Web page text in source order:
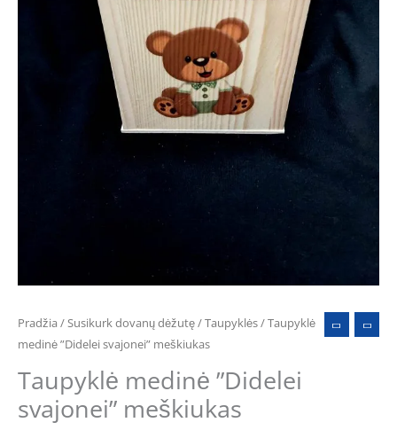
Pradžia / Susikurk dovanų dėžutę/Taupyklės/ Taupyklė
medinė ”Didelei svajonei” meškiukas
Taupyklė medinė ”Didelei
svajonei” meškiukas